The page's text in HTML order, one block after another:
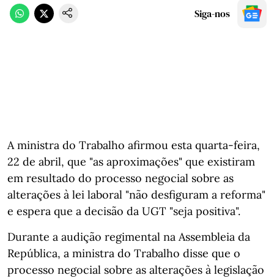
Siga-nos
A ministra do Trabalho afirmou esta quarta-feira,
22 de abril, que "as aproximações" que existiram
em resultado do processo negocial sobre as
alterações à lei laboral "não desfiguram a reforma"
e espera que a decisão da UGT "seja positiva".
Durante a audição regimental na Assembleia da
República, a ministra do Trabalho disse que o
processo negocial sobre as alterações à legislação